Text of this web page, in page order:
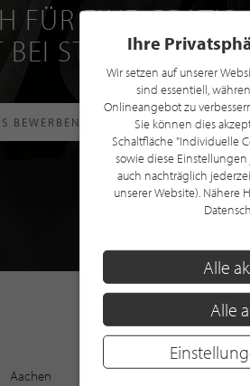
FÜR EINE GRATIS
STILPUNKTE®
BEWERBEN
Aachen
Ihre
Wir setzen auf unserer
sind essentiell,
Onlineangebot zu
Sie können dies
Schaltfläche "Individuelle
sowie diese
auch nachträglich
unserer Website). Nähere
Alle
Alle